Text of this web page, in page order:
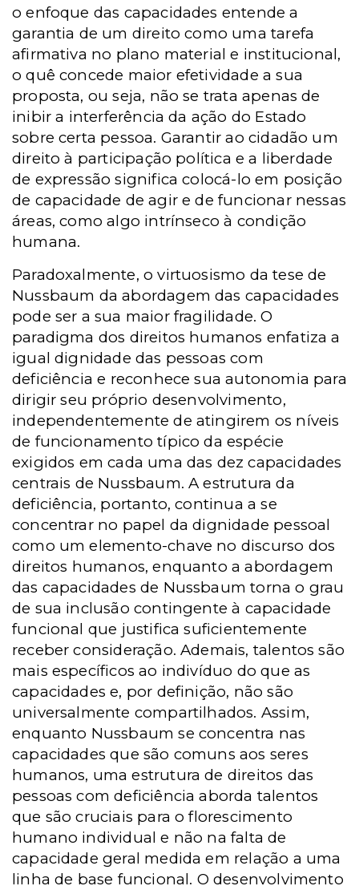
o enfoque das capacidades entende a
garantia de um direito como uma tarefa
afirmativa no plano material e institucional,
o quê concede maior efetividade a sua
proposta, ou seja, não se trata apenas de
inibir a interferência da ação do Estado
sobre certa pessoa. Garantir ao cidadão um
direito à participação política e a liberdade
de expressão significa colocá-lo em posição
de capacidade de agir e de funcionar nessas
áreas, como algo intrínseco à condição
humana.
Paradoxalmente, o virtuosismo da tese de
Nussbaum da abordagem das capacidades
pode ser a sua maior fragilidade. O
paradigma dos direitos humanos enfatiza a
igual dignidade das pessoas com
deficiência e reconhece sua autonomia para
dirigir seu próprio desenvolvimento,
independentemente de atingirem os níveis
de funcionamento típico da espécie
exigidos em cada uma das dez capacidades
centrais de Nussbaum. A estrutura da
deficiência, portanto, continua a se
concentrar no papel da dignidade pessoal
como um elemento-chave no discurso dos
direitos humanos, enquanto a abordagem
das capacidades de Nussbaum torna o grau
de sua inclusão contingente à capacidade
funcional que justifica suficientemente
receber consideração. Ademais, talentos são
mais específicos ao indivíduo do que as
capacidades e, por definição, não são
universalmente compartilhados. Assim,
enquanto Nussbaum se concentra nas
capacidades que são comuns aos seres
humanos, uma estrutura de direitos das
pessoas com deficiência aborda talentos
que são cruciais para o florescimento
humano individual e não na falta de
capacidade geral medida em relação a uma
linha de base funcional. O desenvolvimento